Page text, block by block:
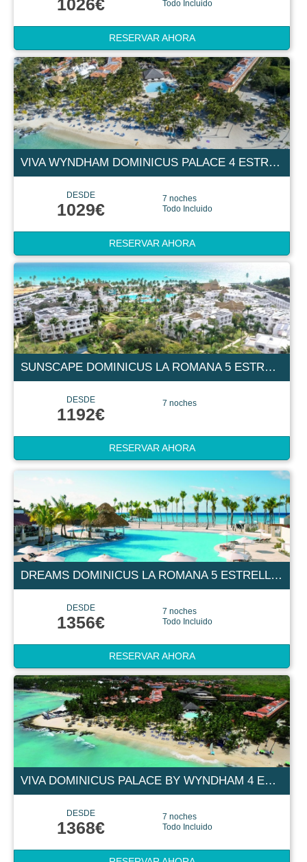
1026€
Todo Incluido
RESERVAR AHORA
VIVA WYNDHAM DOMINICUS PALACE 4 ESTRELLAS
DESDE
1029€
7 noches
Todo Incluido
RESERVAR AHORA
SUNSCAPE DOMINICUS LA ROMANA 5 ESTRELLAS
DESDE
1192€
7 noches
RESERVAR AHORA
DREAMS DOMINICUS LA ROMANA 5 ESTRELLAS
DESDE
1356€
7 noches
Todo Incluido
RESERVAR AHORA
VIVA DOMINICUS PALACE BY WYNDHAM 4 ESTRELLAS
DESDE
1368€
7 noches
Todo Incluido